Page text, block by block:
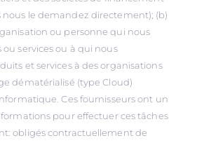
nous le demandez directement); (b)
ou personne qui nous
services ou à qui nous
et services à des organisations
dématérialisé (type Cloud)
Ces fournisseurs ont un
pour effectuer ces tâches
obligés contractuellement de